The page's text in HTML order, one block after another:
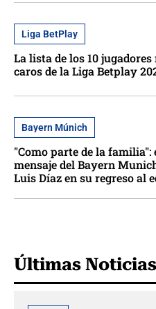
Liga BetPlay
La lista de los 10 jugadores
caros de la Liga Betplay
Bayern Múnich
"Como parte de la familia":
mensaje del Bayern
Luis Díaz en su regreso al
Últimas Noticias